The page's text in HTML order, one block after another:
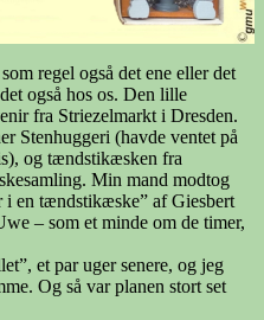
regel også det ene eller det
også hos os. Den lille
fra Striezelmarkt i Dresden.
Stenhuggeri (havde ventet på
og tændstikæsken fra
Min mand modtog
i en tændstikæske” af Giesbert
– som et minde om de timer,
et par uger senere, og jeg
Og så var planen stort set